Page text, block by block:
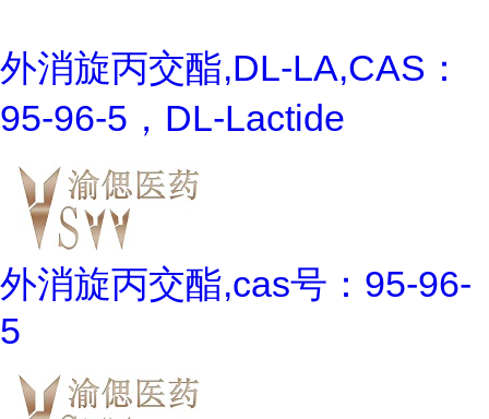
外消旋丙交酯,DL-LA,CAS：
95-96-5，DL-Lactide
外消旋丙交酯,cas号：95-96-
5